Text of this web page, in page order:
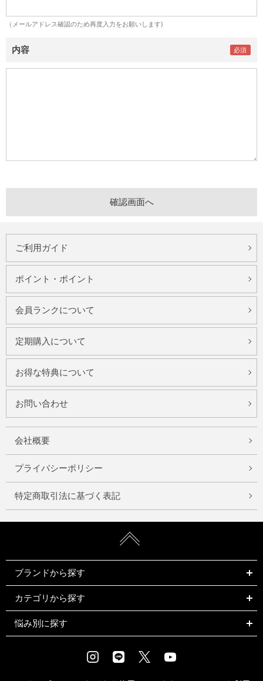
（メールアドレス確認のため再度入力をお願いします)
内容
ご利用ガイド
ポイント・ポイント
会員ランクについて
定期購入について
お得な特典について
お問い合わせ
会社概要
プライバシーポリシー
特定商取引法に基づく表記
ブランドから探す
カテゴリから探す
悩み別に探す
InstagramLINE X